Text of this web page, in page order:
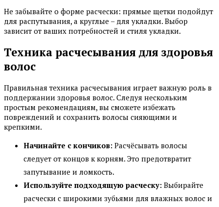
Не забывайте о форме расчески: прямые щетки подойдут
для распутывания, а круглые – для укладки. Выбор
зависит от ваших потребностей и стиля укладки.
Техника расчесывания для здоровья
волос
Правильная техника расчесывания играет важную роль в
поддержании здоровья волос. Следуя нескольким
простым рекомендациям, вы сможете избежать
повреждений и сохранить волосы сияющими и
крепкими.
Начинайте с кончиков: Расчёсывать волосы
следует от концов к корням. Это предотвратит
запутывание и ломкость.
Используйте подходящую расческу: Выбирайте
расчески с широкими зубьями для влажных волос и